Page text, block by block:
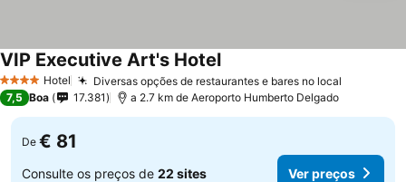
4 EstrelasHotel Diversas opções de restaurantes e bares no local
VIP Executive Art's Hotel
7,5 Boa 17.381 a 2.7 km de Aeroporto Humberto Delgado
De € 81
Consulte os preços de 22 sites Ver preços